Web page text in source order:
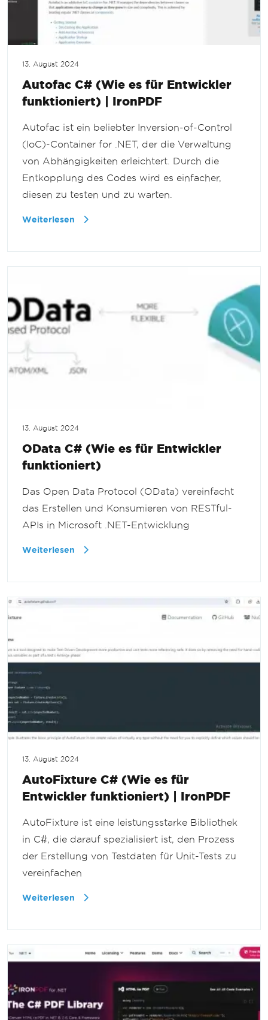
13. August 2024
Autofac C# (Wie es für Entwickler
funktioniert) | IronPDF
Autofac ist ein beliebter Inversion-of-Control
(IoC)-Container for .NET, der die Verwaltung
von Abhängigkeiten erleichtert. Durch die
Entkopplung des Codes wird es einfacher,
diesen zu testen und zu warten.
Weiterlesen
13. August 2024
OData C# (Wie es für Entwickler
funktioniert)
Das Open Data Protocol (OData) vereinfacht
das Erstellen und Konsumieren von RESTful-
APIs in Microsoft .NET-Entwicklung
Weiterlesen
13. August 2024
AutoFixture C# (Wie es für
Entwickler funktioniert) | IronPDF
AutoFixture ist eine leistungsstarke Bibliothek
in C#, die darauf spezialisiert ist, den Prozess
der Erstellung von Testdaten für Unit-Tests zu
vereinfachen
Weiterlesen